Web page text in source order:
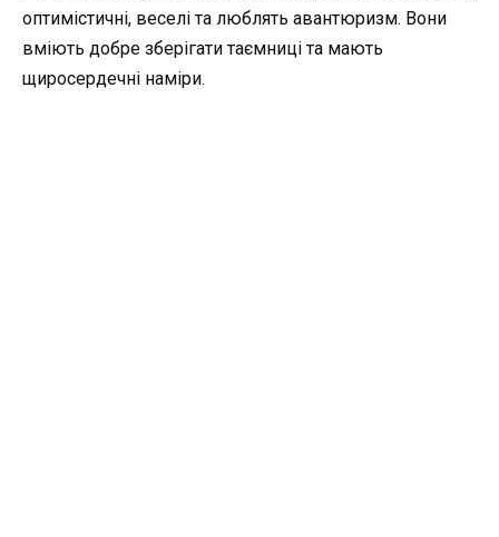
оптимістичні, веселі та люблять авантюризм. Вони
вміють добре зберігати таємниці та мають
щиросердечні наміри.